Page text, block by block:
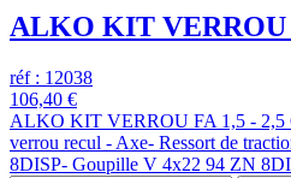
ALKO KIT VERROU
réf : 12038
106,40 €
ALKO KIT VERROU FA 1,5 - 2,5
verrou recul - Axe- Ressort de
8DISP- Goupille V 4x22 94 ZN